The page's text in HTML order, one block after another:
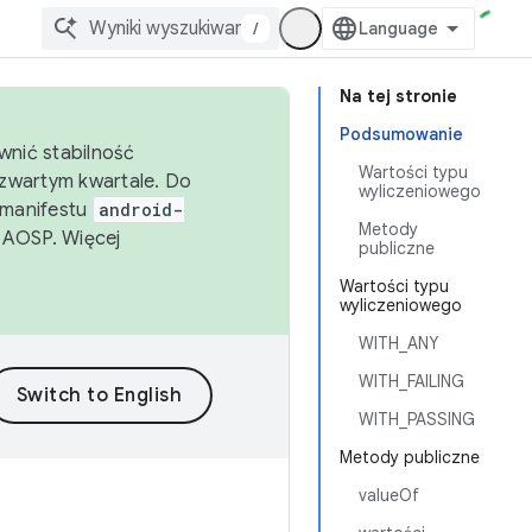
/
Na tej stronie
Podsumowanie
Wartości typu
wyliczeniowego
Metody
publiczne
Wartości typu
wyliczeniowego
WITH_ANY
WITH_FAILING
WITH_PASSING
Metody publiczne
valueOf
stabilność
kwartale. Do
android-
Więcej